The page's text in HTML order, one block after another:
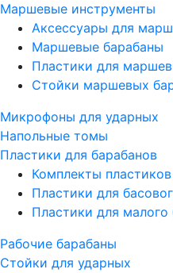
Маршевые инструменты
Аксессуары для
Маршевые барабаны
Пластики для
Стойки маршевых
Микрофоны для ударных
Напольные томы
Пластики для барабанов
Комплекты
Пластики для
Пластики для
Рабочие барабаны
Стойки для ударных